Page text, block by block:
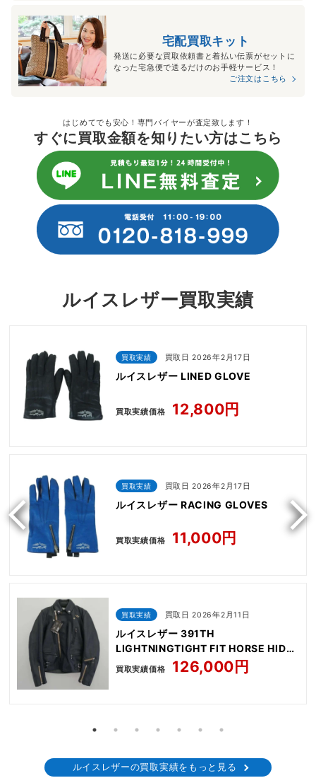
宅配買取キット
発送に必要な買取依頼書と着払い伝票がセットに
なった宅急便で送るだけのお手軽サービス！
ご注文はこちら
はじめてでも安心！専門バイヤーが査定致します！
すぐに買取金額を知りたい方はこちら
ルイスレザー買取実績
買取実績 買取日 2026年2月17日
ルイスレザー LINED GLOVE
買取実績価格 12,800円
買取実績 買取日 2026年2月17日
ルイスレザー RACING GLOVES
買取実績価格 11,000円
買取実績 買取日 2026年2月11日
ルイスレザー 391TH
LIGHTNINGTIGHT FIT HORSE HIDE
NAVY
買取実績価格 126,000円
ルイスレザーの買取実績をもっと見る